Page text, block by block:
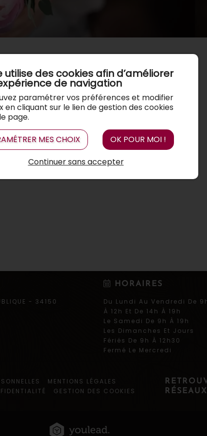
- 34150
HORAIRES
Du Lundi Au Vendredi De
À 12h Et De 14h À 19h
Le Samedi De 9h À 19h
Les Dimanches Et Jours
Fériés De 9h À 12h30
Fermé Le Mercredi
RÉSEAUX
MENTIONS LÉGALES
GESTION DES COOKIES
utilise des cookies afin d’améliorer
de navigation
paramétrer vos préférences et modifier
en cliquant sur le lien de gestion des cookies
page.
MES CHOIX
OK POUR MOI !
Continuer sans accepter